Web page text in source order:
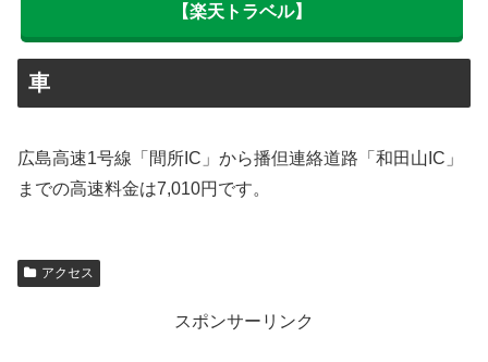
【楽天トラベル】
車
広島高速1号線「間所IC」から播但連絡道路「和田山IC」
までの高速料金は7,010円です。
アクセス
スポンサーリンク